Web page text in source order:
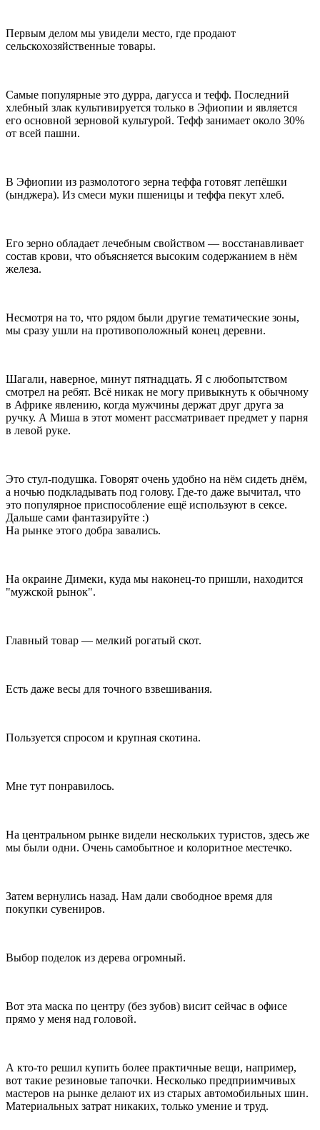
Первым делом мы увидели место, где продают
сельскохозяйственные товары.
Самые популярные это дурра, дагусса и тефф. Последний
хлебный злак культивируется только в Эфиопии и является
его основной зерновой культурой. Тефф занимает около 30%
от всей пашни.
В Эфиопии из размолотого зерна теффа готовят лепёшки
(ынджера). Из смеси муки пшеницы и теффа пекут хлеб.
Его зерно обладает лечебным свойством — восстанавливает
состав крови, что объясняется высоким содержанием в нём
железа.
Несмотря на то, что рядом были другие тематические зоны,
мы сразу ушли на противоположный конец деревни.
Шагали, наверное, минут пятнадцать. Я с любопытством
смотрел на ребят. Всё никак не могу привыкнуть к обычному
в Африке явлению, когда мужчины держат друг друга за
ручку. А Миша в этот момент рассматривает предмет у парня
в левой руке.
Это стул-подушка. Говорят очень удобно на нём сидеть днём,
а ночью подкладывать под голову. Где-то даже вычитал, что
это популярное приспособление ещё используют в сексе.
Дальше сами фантазируйте :)
На рынке этого добра завались.
На окраине Димеки, куда мы наконец-то пришли, находится
"мужской рынок".
Главный товар — мелкий рогатый скот.
Есть даже весы для точного взвешивания.
Пользуется спросом и крупная скотина.
Мне тут понравилось.
На центральном рынке видели нескольких туристов, здесь же
мы были одни. Очень самобытное и колоритное местечко.
Затем вернулись назад. Нам дали свободное время для
покупки сувениров.
Выбор поделок из дерева огромный.
Вот эта маска по центру (без зубов) висит сейчас в офисе
прямо у меня над головой.
А кто-то решил купить более практичные вещи, например,
вот такие резиновые тапочки. Несколько предприимчивых
мастеров на рынке делают их из старых автомобильных шин.
Материальных затрат никаких, только умение и труд.